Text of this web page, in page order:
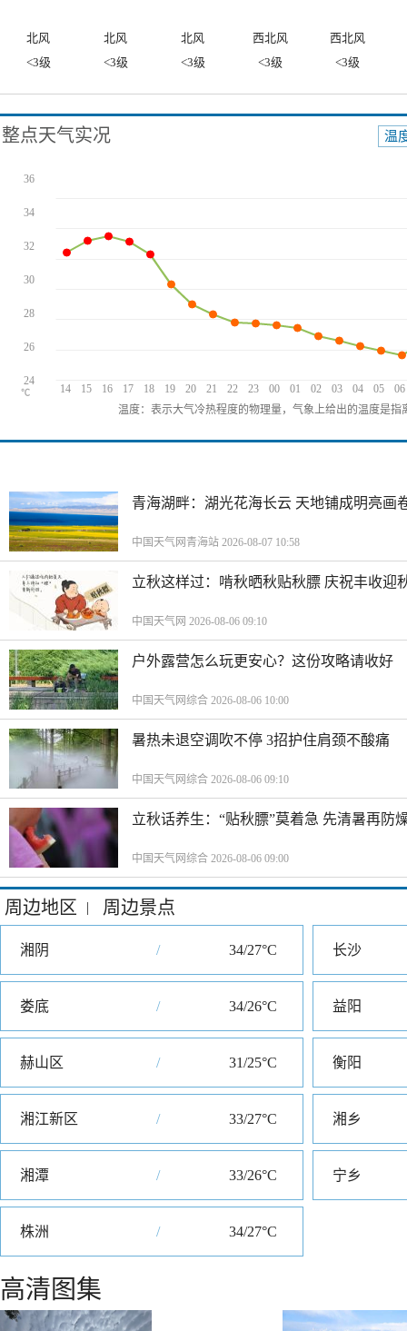
北风 北风 北风 西北风
西北风
<3级
<3级 <3级 <3级 <3级
整点天气实况 温
14 15 16 17 18 19 20 21 22 23 00 01 02 03 04 05 06
36
34
32
30
28
26
24
℃
温度：表示大气冷热程度的物理量，气象上给出的温度是
青海湖畔：湖光花海长云 天地铺成明亮画
中国天气网青海站 2026-08-07 10:58
立秋这样过：啃秋晒秋贴秋膘 庆祝丰收迎
中国天气网 2026-08-06 09:10
户外露营怎么玩更安心？这份攻略请收好
中国天气网综合 2026-08-06 10:00
暑热未退空调吹不停 3招护住肩颈不酸痛
中国天气网综合 2026-08-06 09:10
立秋话养生：“贴秋膘”莫着急 先清暑再防
中国天气网综合 2026-08-06 09:00
周边地区 | 周边景点
湘阴 / 34/27°C 长沙
娄底 / 34/26°C 益阳
赫山区 / 31/25°C 衡阳
湘江新区 / 33/27°C 湘乡
湘潭 / 33/26°C 宁乡
株洲 / 34/27°C
高清图集